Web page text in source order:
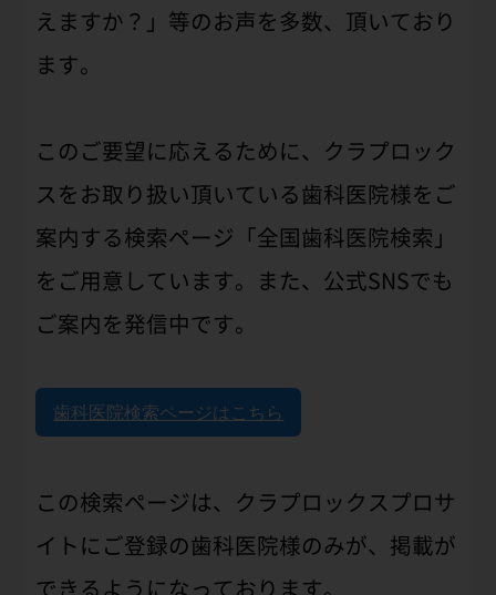
えますか？」等のお声を多数、頂いており
ます。
このご要望に応えるために、クラプロック
スをお取り扱い頂いている歯科医院様をご
案内する検索ページ「全国歯科医院検索」
をご用意しています。また、公式SNSでも
ご案内を発信中です。
歯科医院検索ページはこちら
この検索ページは、クラプロックスプロサ
イトにご登録の歯科医院様のみが、掲載が
できるようになっております。